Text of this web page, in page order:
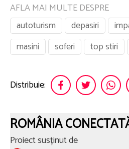
AFLA MAI MULTE DESPRE
autoturism
depasiri
masini
soferi top stiri
Distribuie:
ROMÂNIA
Proiect susținut de